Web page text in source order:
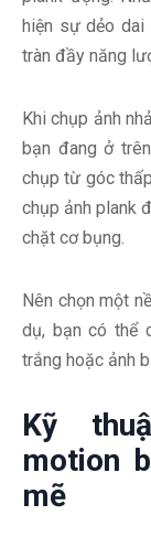
hiện sự dẻo dai
tràn đầy năng
Khi chụp ảnh
bạn đang ở
chụp từ góc
chụp ảnh plank
chặt cơ bụng.
Nên chọn một
dụ, bạn có thể
trắng hoặc ảnh
Kỹ
motion
mẽ